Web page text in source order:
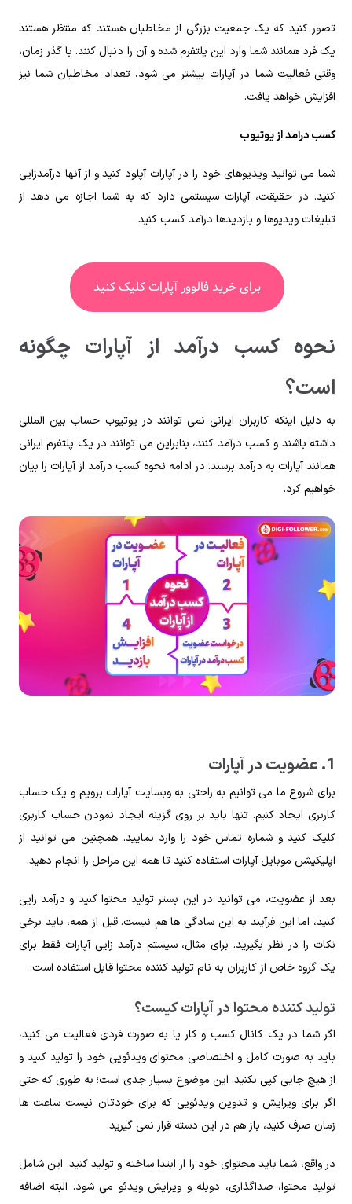
تصور کنید که یک جمعیت بزرگی از مخاطبان هستند که منتظر هستند
یک فرد همانند شما وارد این پلتفرم شده و آن را دنبال کنند. با گذر زمان،
وقتی فعالیت شما در آپارات بیشتر می‌ شود، تعداد مخاطبان شما نیز
افزایش خواهد یافت.
کسب درآمد از یوتیوب
شما می‌ توانید ویدیو‌های خود را در آپارات آپلود کنید و از آنها درآمدزایی
کنید. در حقیقت، آپارات سیستمی دارد که به شما اجازه می‌ دهد از
تبلیغات ویدیوها و بازدیدها درآمد کسب کنید.
برای خرید فالوور آپارات کلیک کنید
نحوه کسب درآمد از آپارات چگونه
است؟
به دلیل اینکه کاربران ایرانی نمی توانند در یوتیوب حساب بین المللی
داشته باشند و کسب درآمد کنند، بنابراین می توانند در یک پلتفرم ایرانی
همانند آپارات به درآمد برسند. در ادامه نحوه کسب درآمد از آپارات را بیان
خواهیم کرد.
1. عضویت در آپارات
برای شروع ما می‌ توانیم به راحتی به وبسایت آپارات برویم و یک حساب
کاربری ایجاد کنیم. تنها باید بر روی گزینه ایجاد نمودن حساب کاربری
کلیک کنید و شماره تماس خود را وارد نمایید. همچنین می‌ توانید از
اپلیکیشن موبایل آپارات استفاده کنید تا همه این مراحل را انجام دهید.
بعد از عضویت، می‌ توانید در این بستر تولید محتوا کنید و درآمد زایی
کنید، اما این فرآیند به این سادگی ها هم نیست. قبل از همه، باید برخی
نکات را در نظر بگیرید. برای مثال، سیستم درآمد زایی آپارات فقط برای
یک گروه خاص از کاربران به نام تولید کننده محتوا قابل استفاده است.
تولید کننده محتوا در آپارات کیست؟
اگر شما در یک کانال کسب و کار یا به صورت فردی فعالیت می‌ کنید،
باید به‌ صورت کامل و اختصاصی محتوای ویدئویی خود را تولید کنید و
از هیچ جایی کپی نکنید. این موضوع بسیار جدی است؛ به‌ طوری‌ که حتی
اگر برای ویرایش و تدوین ویدئویی که برای خودتان نیست ساعت‌ ها
زمان صرف کنید، باز هم در این دسته قرار نمی‌ گیرید.
در واقع، شما باید محتوای خود را از ابتدا ساخته و تولید کنید. این شامل
تولید محتوا، صداگذاری، دوبله و ویرایش ویدئو می‌ شود. البته اضافه